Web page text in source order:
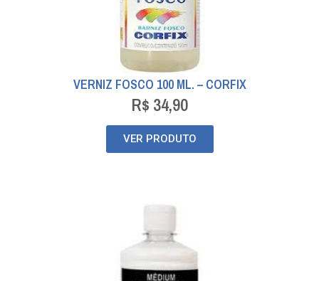
VERNIZ FOSCO 100 ML. – CORFIX
R$ 34,90
VER PRODUTO